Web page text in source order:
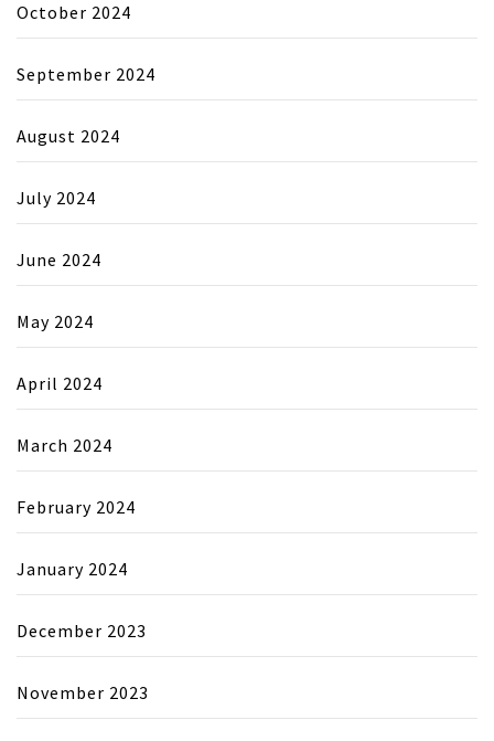
October 2024
September 2024
August 2024
July 2024
June 2024
May 2024
April 2024
March 2024
February 2024
January 2024
December 2023
November 2023